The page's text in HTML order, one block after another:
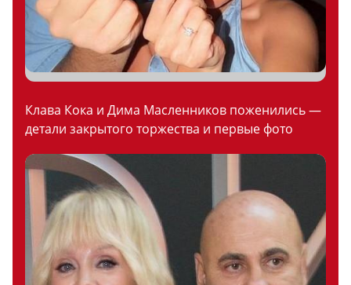
Клава Кока и Дима Масленников поженились —
детали закрытого торжества и первые фото